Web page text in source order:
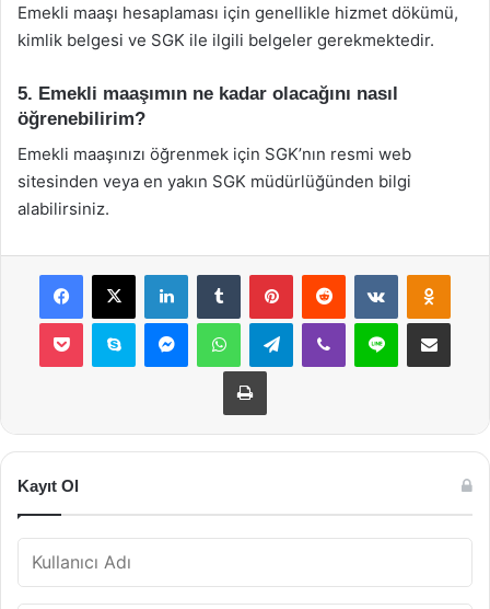
Emekli maaşı hesaplaması için genellikle hizmet dökümü,
kimlik belgesi ve SGK ile ilgili belgeler gerekmektedir.
5. Emekli maaşımın ne kadar olacağını nasıl
öğrenebilirim?
Emekli maaşınızı öğrenmek için SGK’nın resmi web
sitesinden veya en yakın SGK müdürlüğünden bilgi
alabilirsiniz.
Facebook
X LinkedInTumblr PinterestReddit VKontakte
Pocket Skype MessengerWhatsAppTelegramViber Line E-Posta ile
Yazdır
Kayıt Ol